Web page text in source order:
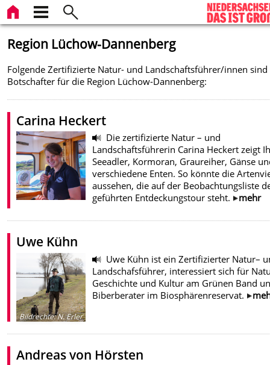
Region Lüchow-Dannenberg
Folgende Zertifizierte Natur- und Landschaftsführer/innen sind
Botschafter für die Region Lüchow-Dannenberg:
Carina Heckert
Die zertifizierte Natur – und
Landschaftsführerin Carina Heckert zeigt
Seeadler, Kormoran, Graureiher, Gänse
verschiedene Enten. So könnte die
aussehen, die auf der Beobachtungsliste
geführten Entdeckungstour steht.
mehr
Uwe Kühn
Bildrechte:N. Erler
Uwe Kühn ist ein Zertifizierter Natur–
Landschafsführer, interessiert sich für
Geschichte und Kultur am Grünen Band
Biberberater im Biosphärenreservat.
Andreas von Hörsten